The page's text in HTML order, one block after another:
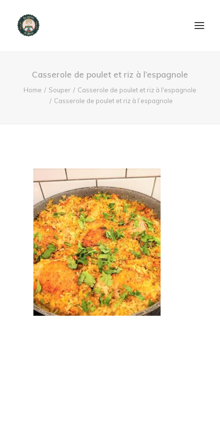
ACCUEIL
PRODUITS ET SERVICES
SEARCH
Casserole de poulet et riz à l’espagnole
Home Souper
Casserole de poulet et riz à l'espagnole
Casserole de poulet et riz à l’espagnole